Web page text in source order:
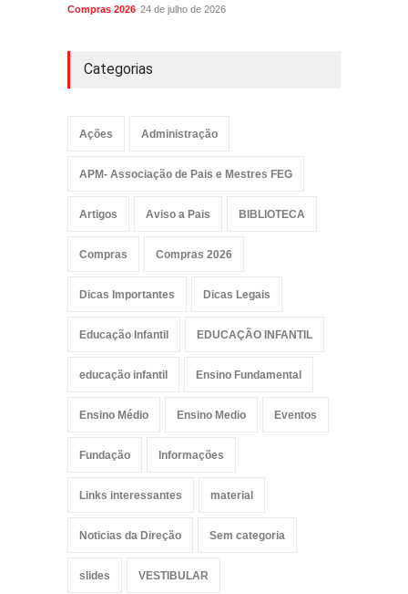
Compras 2026 24 de julho de 2026
Categorias
Ações Administração
APM- Associação de Pais e Mestres FEG
Artigos Aviso a Pais BIBLIOTECA
Compras Compras 2026
Dicas Importantes Dicas Legais
Educação Infantil EDUCAÇÃO INFANTIL
educação infantil Ensino Fundamental
Ensino Médio Ensino Medio Eventos
Fundação Informações
Links interessantes material
Noticias da Direção Sem categoria
slides VESTIBULAR